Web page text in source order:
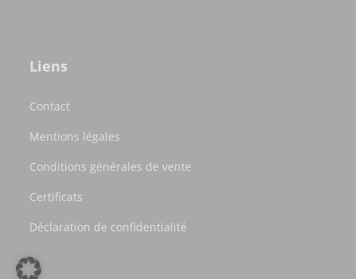
Liens
Contact
Mentions légales
Conditions générales de vente
Certificats
Déclaration de confidentialité